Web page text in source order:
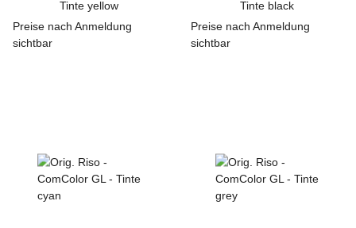
Tinte yellow
Preise nach Anmeldung
sichtbar
Tinte black
Preise nach Anmeldung
sichtbar